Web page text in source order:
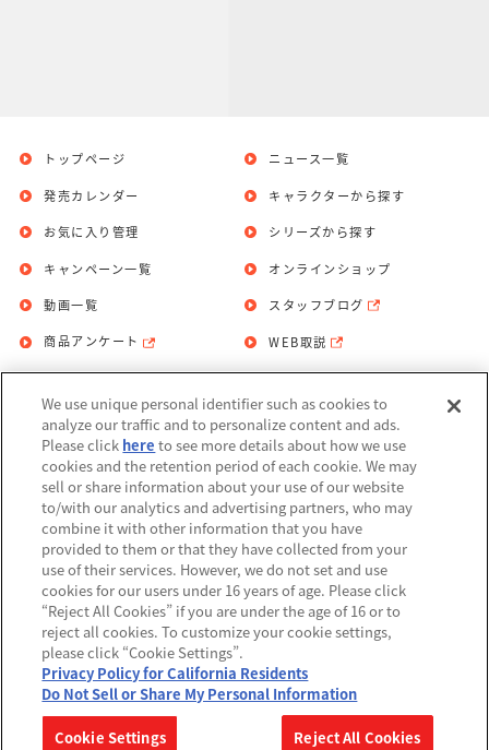
トップページ
発売カレンダー
お気に入り管理
ニュース一覧
キャラクターから探す
シリーズから探す
キャンペーン一覧
動画一覧
商品アンケート
オンラインショップ
スタッフブログ
WEB取説
お問い合わせ 個人情報保護方針
利用規約
Do Not Sell or Share My Personal
Information
アレルギー情報
©BANDAI
▼コピーライト一覧を表示する
We use unique personal identifier such as cookies to
analyze our traffic and to personalize content and ads.
Please click here to see more details about how we use
cookies and the retention period of each cookie. We may
sell or share information about your use of our website
to/with our analytics and advertising partners, who may
combine it with other information that you have
provided to them or that they have collected from your
use of their services. However, we do not set and use
cookies for our users under 16 years of age. Please click
“Reject All Cookies” if you are under the age of 16 or to
reject all cookies. To customize your cookie settings,
please click “Cookie Settings”.
Privacy Policy for California Residents
Do Not Sell or Share My Personal Information
Cookie Settings Reject All Cookies